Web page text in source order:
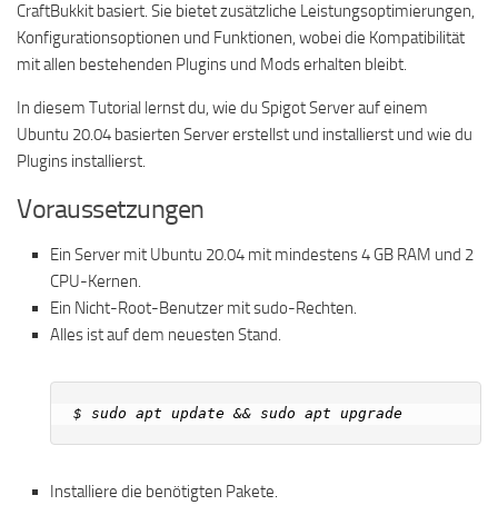
CraftBukkit basiert. Sie bietet zusätzliche Leistungsoptimierungen,
Konfigurationsoptionen und Funktionen, wobei die Kompatibilität
mit allen bestehenden Plugins und Mods erhalten bleibt.
In diesem Tutorial lernst du, wie du Spigot Server auf einem
Ubuntu 20.04 basierten Server erstellst und installierst und wie du
Plugins installierst.
Voraussetzungen
Ein Server mit Ubuntu 20.04 mit mindestens 4 GB RAM und 2
CPU-Kernen.
Ein Nicht-Root-Benutzer mit sudo-Rechten.
Alles ist auf dem neuesten Stand.
Installiere die benötigten Pakete.